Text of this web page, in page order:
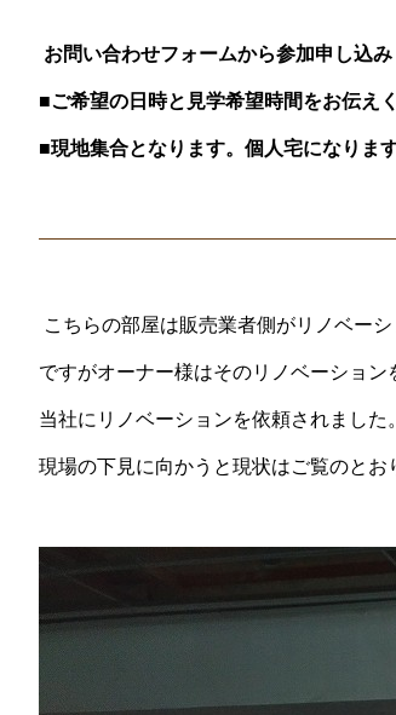
お問い合わせフォームから参加申し込み
■ご希望の日時と見学希望時間をお伝えく
■現地集合となります。個人宅になりま
こちらの部屋は販売業者側がリノベー
ですがオーナー様はそのリノベーショ
当社にリノベーションを依頼されました。
現場の下見に向かうと現状はご覧のとお